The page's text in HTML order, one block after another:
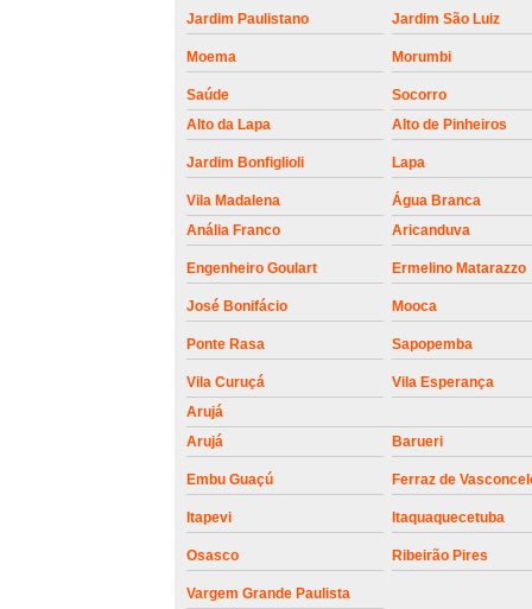
Jardim Paulistano Jardim São Luiz
Moema Morumbi
Saúde Socorro
Alto da Lapa
Alto de Pinheiros
Jardim Bonfiglioli Lapa
Vila Madalena
Água Branca
Anália Franco
Aricanduva
Engenheiro Goulart Ermelino Matarazzo
José Bonifácio Mooca
Ponte Rasa Sapopemba
Vila Curuçá Vila Esperança
Arujá
Arujá
Barueri
Embu Guaçú Ferraz de
Itapevi Itaquaquecetuba
Osasco Ribeirão Pires
Vargem Grande Paulista